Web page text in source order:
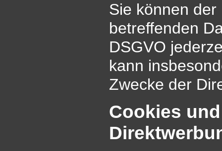
Sie können
betreffenden
DSGVO
kann
Zwecke der
Cookies